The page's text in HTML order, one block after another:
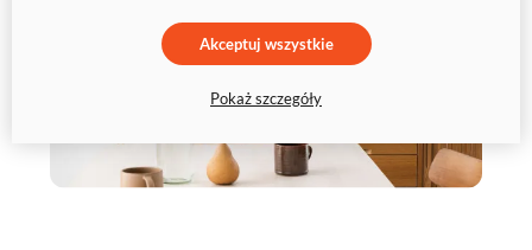
Akceptuj wszystkie
Pokaż szczegóły